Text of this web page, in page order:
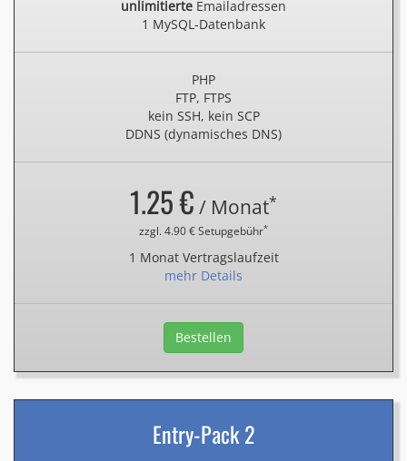
unlimitierte Emailadressen
1 MySQL-Datenbank
PHP
FTP, FTPS
kein SSH, kein SCP
DDNS (dynamisches DNS)
1.25 € / Monat*
zzgl. 4.90 € Setupgebühr*
1 Monat Vertragslaufzeit
mehr Details
Bestellen
Entry-Pack 2